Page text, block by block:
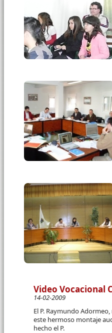
Video Vocacional
14-02-2009
El P. Raymundo
este hermoso montaje
hecho el P.